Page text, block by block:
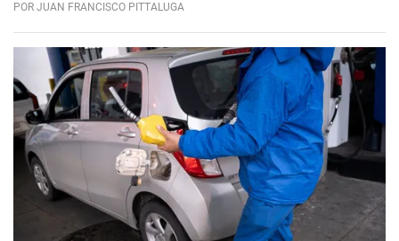
POR JUAN FRANCISCO PITTALUGA